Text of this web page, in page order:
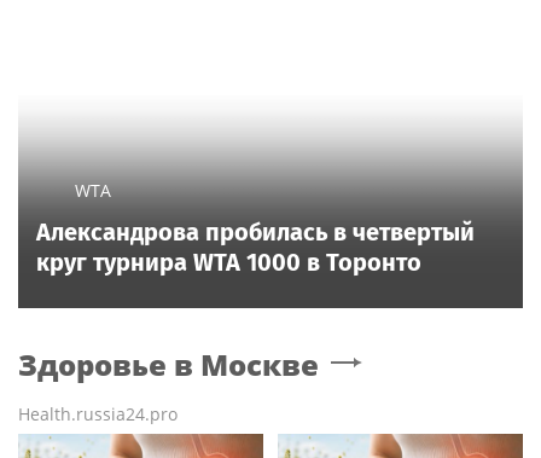
WTA
Александрова пробилась в четвертый
круг турнира WTA 1000 в Торонто
Здоровье в Москве
Health.russia24.pro